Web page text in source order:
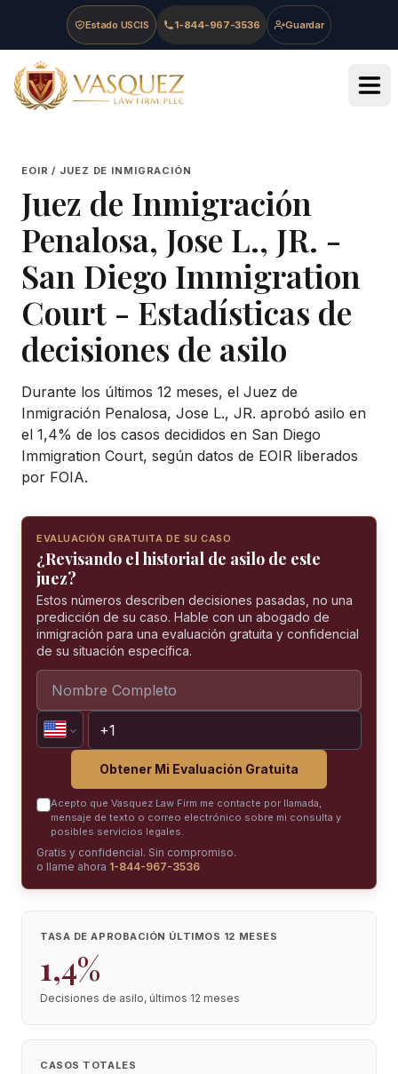
Skip to main content
Skip to navigation
Skip to footer
Estado USCIS 1-844-967-3536 Guardar
Vasquez Law Firm - Home
EOIR / JUEZ DE INMIGRACIÓN
Juez de Inmigración
Penalosa, Jose L., JR. -
San Diego Immigration
Court - Estadísticas de
decisiones de asilo
Durante los últimos 12 meses, el Juez de
Inmigración Penalosa, Jose L., JR. aprobó asilo en
el 1,4% de los casos decididos en San Diego
Immigration Court, según datos de EOIR liberados
por FOIA.
EVALUACIÓN GRATUITA DE SU CASO
¿Revisando el historial de asilo de este
juez?
Estos números describen decisiones pasadas, no una
predicción de su caso. Hable con un abogado de
inmigración para una evaluación gratuita y confidencial
de su situación específica.
Obtener Mi Evaluación Gratuita
Acepto que Vasquez Law Firm me contacte por llamada,
mensaje de texto o correo electrónico sobre mi consulta y
posibles servicios legales.
Gratis y confidencial. Sin compromiso.
o llame ahora 1-844-967-3536
TASA DE APROBACIÓN ÚLTIMOS 12 MESES
1,4%
Decisiones de asilo, últimos 12 meses
CASOS TOTALES